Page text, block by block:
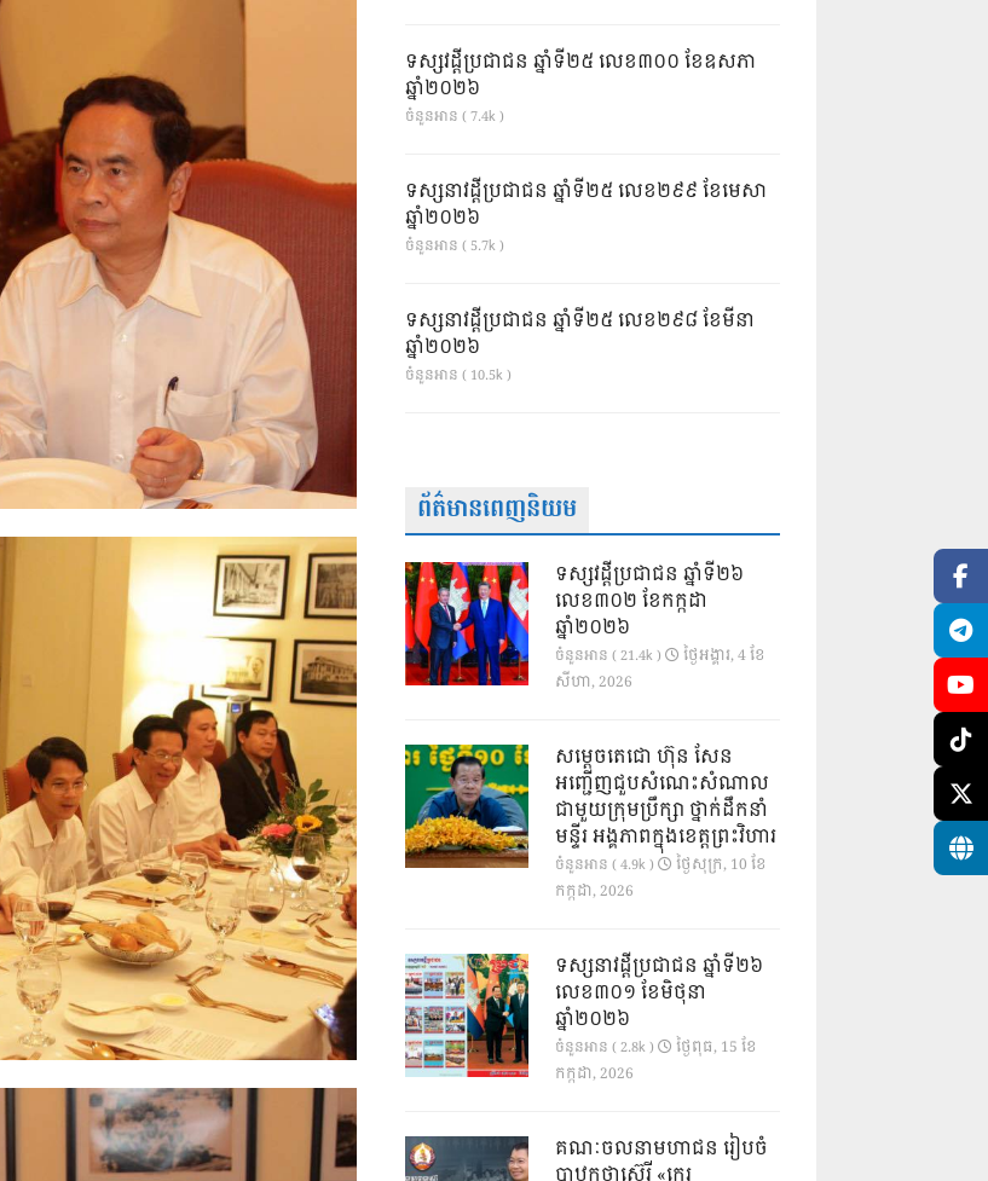
ទស្សវដ្តីប្រជាជន ឆ្នាំទី២៥ លេខ៣០០ ខែឧសភា
ឆ្នាំ២០២៦
ចំនួនអាន ( 7.4k )
ទស្សនាវដ្ដីប្រជាជន ឆ្នាំទី២៥ លេខ២៩៩ ខែមេសា
ឆ្នាំ២០២៦
ចំនួនអាន ( 5.7k )
ទស្សនាវដ្ដីប្រជាជន ឆ្នាំទី២៥ លេខ២៩៨ ខែមីនា
ឆ្នាំ២០២៦
ចំនួនអាន ( 10.5k )
ព័ត៌មានពេញនិយម
ទស្សវដ្តីប្រជាជន ឆ្នាំទី២៦
លេខ៣០២ ខែកក្កដា
ឆ្នាំ២០២៦
ចំនួនអាន ( 21.4k )
ថ្ងៃ​អង្គារ, 4 ខែ​
សីហា, 2026
សម្តេចតេជោ ហ៊ុន សែន
អញ្ជើញជួបសំណេះសំណាល
ជាមួយក្រុមប្រឹក្សា ថ្នាក់ដឹកនាំ
មន្ទីរ អង្គភាពក្នុងខេត្តព្រះវិហារ
ចំនួនអាន ( 4.9k )
ថ្ងៃ​សុក្រ, 10 ខែ​
កក្កដា, 2026
ទស្សនាវដ្ដីប្រជាជន ឆ្នាំទី២៦
លេខ៣០១ ខែមិថុនា
ឆ្នាំ២០២៦
ចំនួនអាន ( 2.8k )
ថ្ងៃ​ពុធ, 15 ខែ​
កក្កដា, 2026
គណៈចលនាមហាជន រៀបចំ